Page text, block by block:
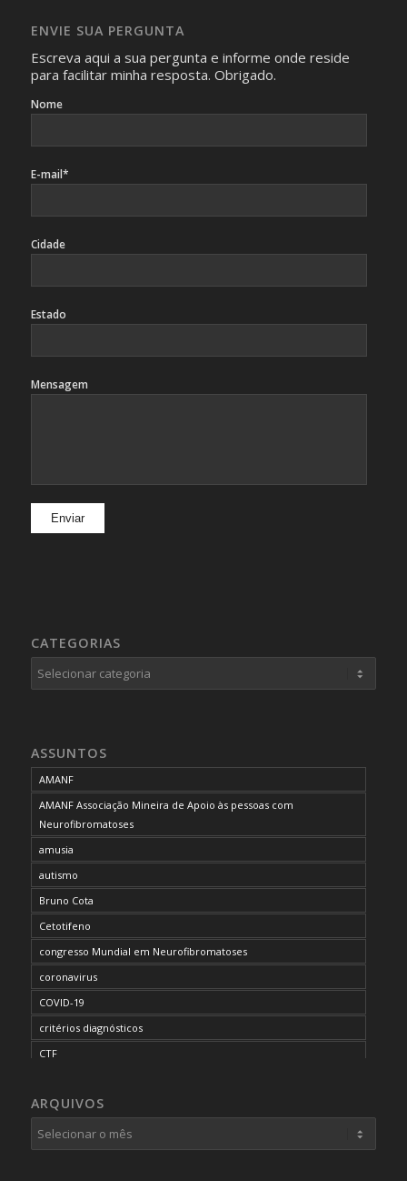
identificação da pessoa fotografada.
ENVIE SUA PERGUNTA
Escreva aqui a sua pergunta e informe onde reside
para facilitar minha resposta. Obrigado.
Nome
E-mail*
Cidade
Estado
Mensagem
CATEGORIAS
Categorias
ASSUNTOS
AMANF
AMANF Associação Mineira de Apoio às pessoas com
Neurofibromatoses
amusia
autismo
Bruno Cota
Cetotifeno
congresso Mundial em Neurofibromatoses
coronavirus
COVID-19
critérios diagnósticos
CTF
desordem do processamento auditivo
diagnóstico
dificuldades cognitivas
ARQUIVOS